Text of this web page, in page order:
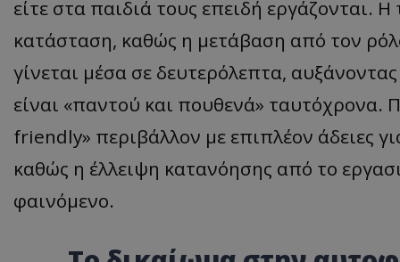
είτε στα παιδιά τους επειδή εργάζονται.
κατάσταση, καθώς η μετάβαση από τον
γίνεται μέσα σε δευτερόλεπτα,
είναι «παντού και πουθενά» ταυτόχρονα.
friendly» περιβάλλον με επιπλέον άδειες
καθώς η έλλειψη κατανόησης από το
φαινόμενο.